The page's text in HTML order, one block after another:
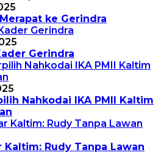
ke Gerindra
Gerindra
Nahkodai IKA PMII Kaltim
Kaltim: Rudy Tanpa Lawan